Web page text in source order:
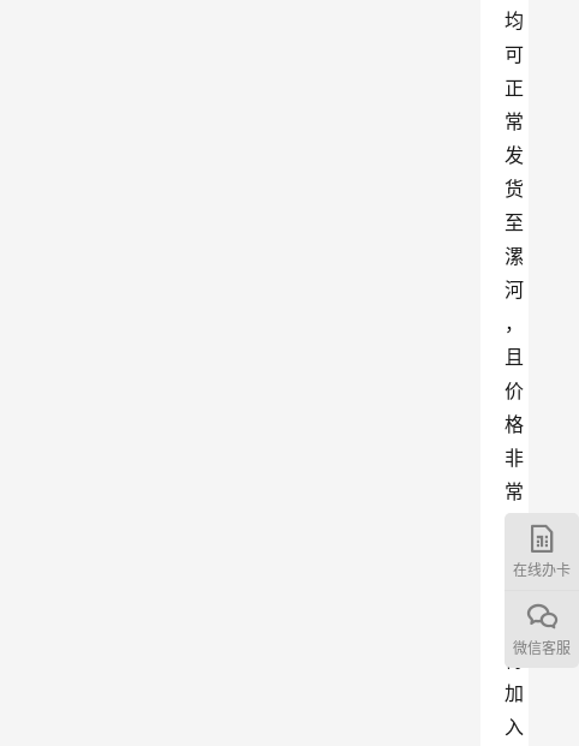
均
可
正
常
发
货
至
漯
河
，
且
价
格
非
常
民
得
加
入
在线办卡
微信客服